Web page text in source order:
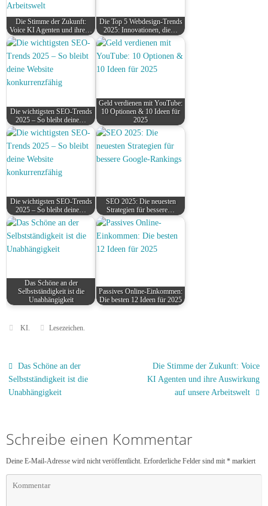
Die Stimme der Zukunft:
Voice KI Agenten und ihre…
Die Top 5 Webdesign-Trends
2025: Innovationen, die…
Die wichtigsten SEO-Trends
2025 – So bleibt deine…
Geld verdienen mit YouTube:
10 Optionen & 10 Ideen für
2025
Die wichtigsten SEO-Trends
2025 – So bleibt deine…
SEO 2025: Die neuesten
Strategien für bessere…
Das Schöne an der
Selbstständigkeit ist die
Unabhängigkeit
Passives Online-Einkommen:
Die besten 12 Ideen für 2025
KI. Lesezeichen
Das Schöne an der
Selbstständigkeit ist die
Unabhängigkeit
Die Stimme der Zukunft: Voice
KI Agenten und ihre Auswirkung
auf unsere Arbeitswelt
Schreibe einen Kommentar
Deine E-Mail-Adresse wird nicht veröffentlicht. Erforderliche Felder sind mit * markiert